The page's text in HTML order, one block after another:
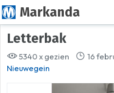
Markanda
Letterbak
5340 x gezien
16
Nieuwegein